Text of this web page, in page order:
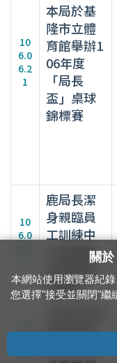
10
6.0
6.2
1
本局於基
隆市立體
育館舉辦1
06年度
「局長
盃」桌球
錦標賽
10
6.0
鹿局長潔
身親臨員
工訓練中
心為運輸
班研習擔
任講座
6.1
院舉辦特
關
本網站使用瀏覽器紀
您選擇"接受並關閉"繼